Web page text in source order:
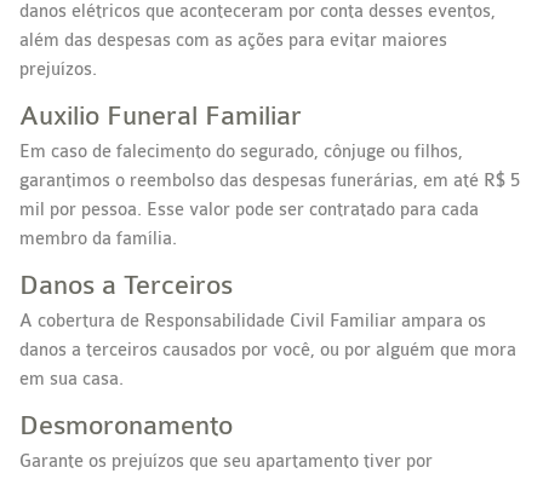
danos elétricos que aconteceram por conta desses eventos,
além das despesas com as ações para evitar maiores
prejuízos.
Auxilio Funeral Familiar
Em caso de falecimento do segurado, cônjuge ou filhos,
garantimos o reembolso das despesas funerárias, em até R$ 5
mil por pessoa. Esse valor pode ser contratado para cada
membro da família.
Danos a Terceiros
A cobertura de Responsabilidade Civil Familiar ampara os
danos a terceiros causados por você, ou por alguém que mora
em sua casa.
Desmoronamento
Garante os prejuízos que seu apartamento tiver por